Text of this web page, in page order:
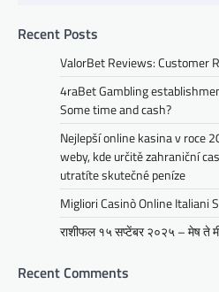
Recent Posts
ValorBet Reviews: Customer
4raBet Gambling
Some time and cash?
Nejlepší online kasina v roce
weby, kde určitě zahraniční
utratíte skutečné peníze
Migliori Casinò Online Italiani
राशीफल १५ सप्टेंबर २०२५ – मेष ते
Recent Comments